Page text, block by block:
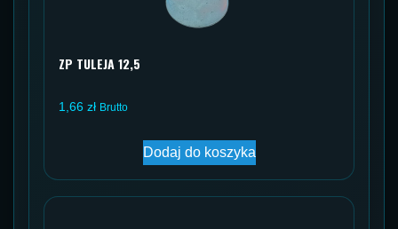
ZP TULEJA 12,5
1,66 zł Brutto
Dodaj do koszyka